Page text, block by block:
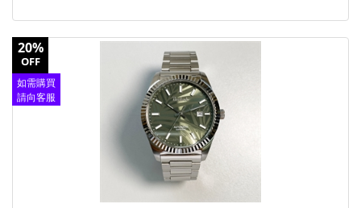
20%
OFF
如需購買
請向客服